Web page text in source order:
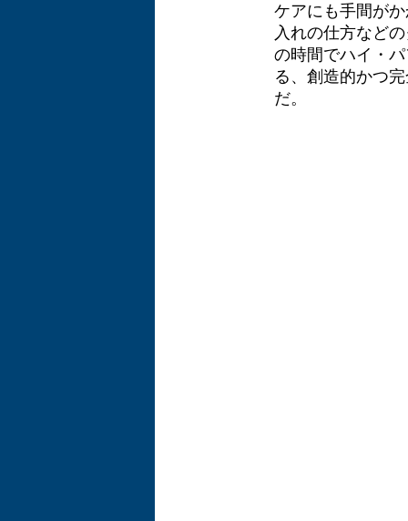
ケアにも手間が
入れの仕方など
の時間でハイ・
る、創造的かつ
だ。